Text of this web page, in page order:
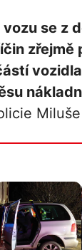
vozu se z
zřejmě